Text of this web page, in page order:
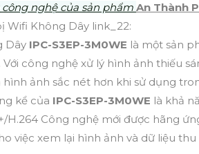
nghệ của sản phẩm An Thành
Wifi Không Dây link_22:
Dây IPC-S3EP-3M0WE là một sản
công nghệ xử lý hình ảnh thiếu
hình ảnh sắc nét hơn khi sử dụng
kể của IPC-S3EP-3M0WE là khả
H.264 Công nghệ mới được hãng
việc xem lại hình ảnh và dữ liệu